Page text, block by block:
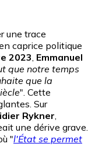
une trace
caprice politique
2023, Emmanuel
que notre temps
que la
". Cette
Sur
Rykner,
une dérive grave.
"l'État se permet